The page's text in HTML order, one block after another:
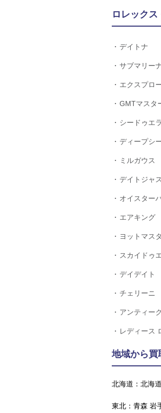
ロレック
デイトナ
サブマリー
エクスプロ
GMTマスタ
シードゥエ
ディープシ
ミルガウス
デイトジャ
オイスター
エアキング
ヨットマス
スカイドゥ
デイデイト
チェリーニ
アンティー
レディース
地域から買
北海道： 北海道
東北： 青森 岩